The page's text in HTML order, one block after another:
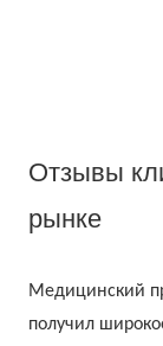
Отзывы
рынке
Медицинский
получил